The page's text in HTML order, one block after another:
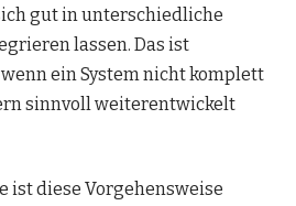
gut in unterschiedliche
lassen. Das ist
ein System nicht komplett
sinnvoll weiterentwickelt
ist diese Vorgehensweise